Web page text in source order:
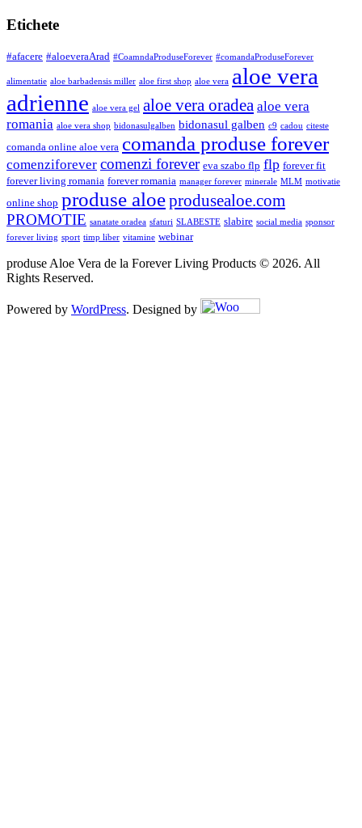
Etichete
#afacere #aloeveraArad #CoamndaProduseForever #comandaProduseForever
alimentatie aloe barbadensis miller aloe first shop aloe vera aloe vera
adrienne aloe vera gel aloe vera oradea aloe vera
romania aloe vera shop bidonasulgalben bidonasul galben c9 cadou citeste
comanda online aloe vera comanda produse forever
comenziforever comenzi forever eva szabo flp flp forever fit
forever living romania forever romania manager forever minerale MLM motivatie
online shop produse aloeprodusealoe.com
PROMOTIE sanatate oradea sfaturi SLABESTE slabire social media sponsor
forever living sport timp liber vitamine webinar
produse Aloe Vera de la Forever Living Products © 2026. All
Rights Reserved.
Powered by WordPress. Designed by